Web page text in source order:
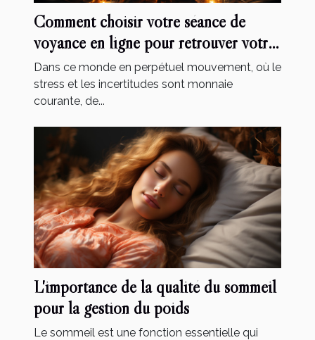
Comment choisir votre séance de
voyance en ligne pour retrouver votre
bien-être ?
Dans ce monde en perpétuel mouvement, où le
stress et les incertitudes sont monnaie
courante, de...
L'importance de la qualité du sommeil
pour la gestion du poids
Le sommeil est une fonction essentielle qui